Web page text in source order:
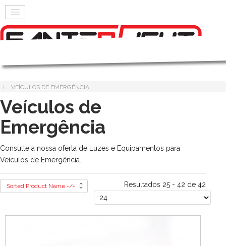
VEÍCULOS DE EMERGÊNCIA
Veículos de
Emergência
Consulte a nossa oferta de Luzes e Equipamentos para
Veículos de Emergência.
Sorted Product Name -/+ Resultados 25 - 42 de 42